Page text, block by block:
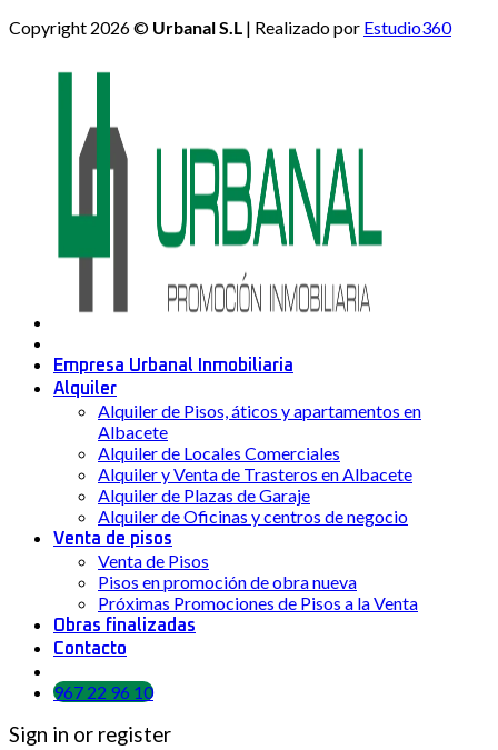
Copyright 2026 © Urbanal S.L | Realizado por Estudio360
Empresa Urbanal Inmobiliaria
Alquiler
Alquiler de Pisos, áticos y apartamentos en
Albacete
Alquiler de Locales Comerciales
Alquiler y Venta de Trasteros en Albacete
Alquiler de Plazas de Garaje
Alquiler de Oficinas y centros de negocio
Venta de pisos
Venta de Pisos
Pisos en promoción de obra nueva
Próximas Promociones de Pisos a la Venta
Obras finalizadas
Contacto
967 22 96 10
Sign in or register